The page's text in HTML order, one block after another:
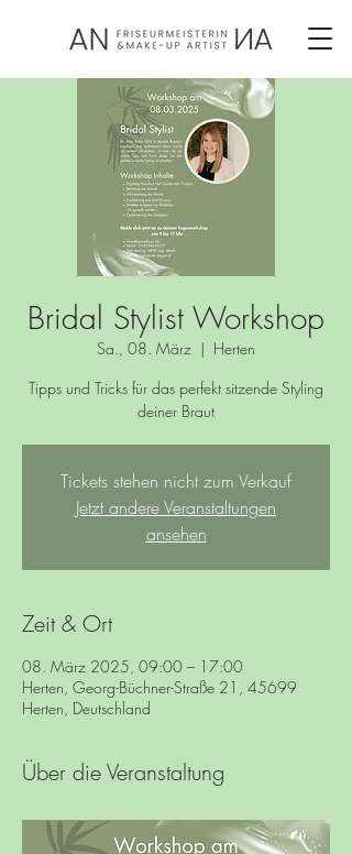
Bridal Stylist Workshop
Sa., 08. März
  |
Herten
Tipps und Tricks für das perfekt sitzende Styling
deiner Braut
Tickets stehen nicht zum Verkauf
Jetzt andere Veranstaltungen
ansehen
Zeit & Ort
08. März 2025, 09:00 – 17:00
Herten, Georg-Büchner-Straße 21, 45699
Herten, Deutschland
Über die Veranstaltung